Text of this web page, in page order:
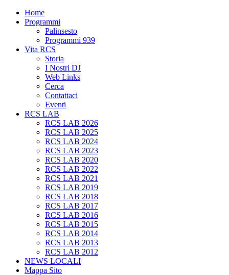
Home
Programmi
Palinsesto
Programmi 939
Vita RCS
Storia
I Nostri DJ
Web Links
Cerca
Contattaci
Eventi
RCS LAB
RCS LAB 2026
RCS LAB 2025
RCS LAB 2024
RCS LAB 2023
RCS LAB 2020
RCS LAB 2022
RCS LAB 2021
RCS LAB 2019
RCS LAB 2018
RCS LAB 2017
RCS LAB 2016
RCS LAB 2015
RCS LAB 2014
RCS LAB 2013
RCS LAB 2012
NEWS LOCALI
Mappa Sito